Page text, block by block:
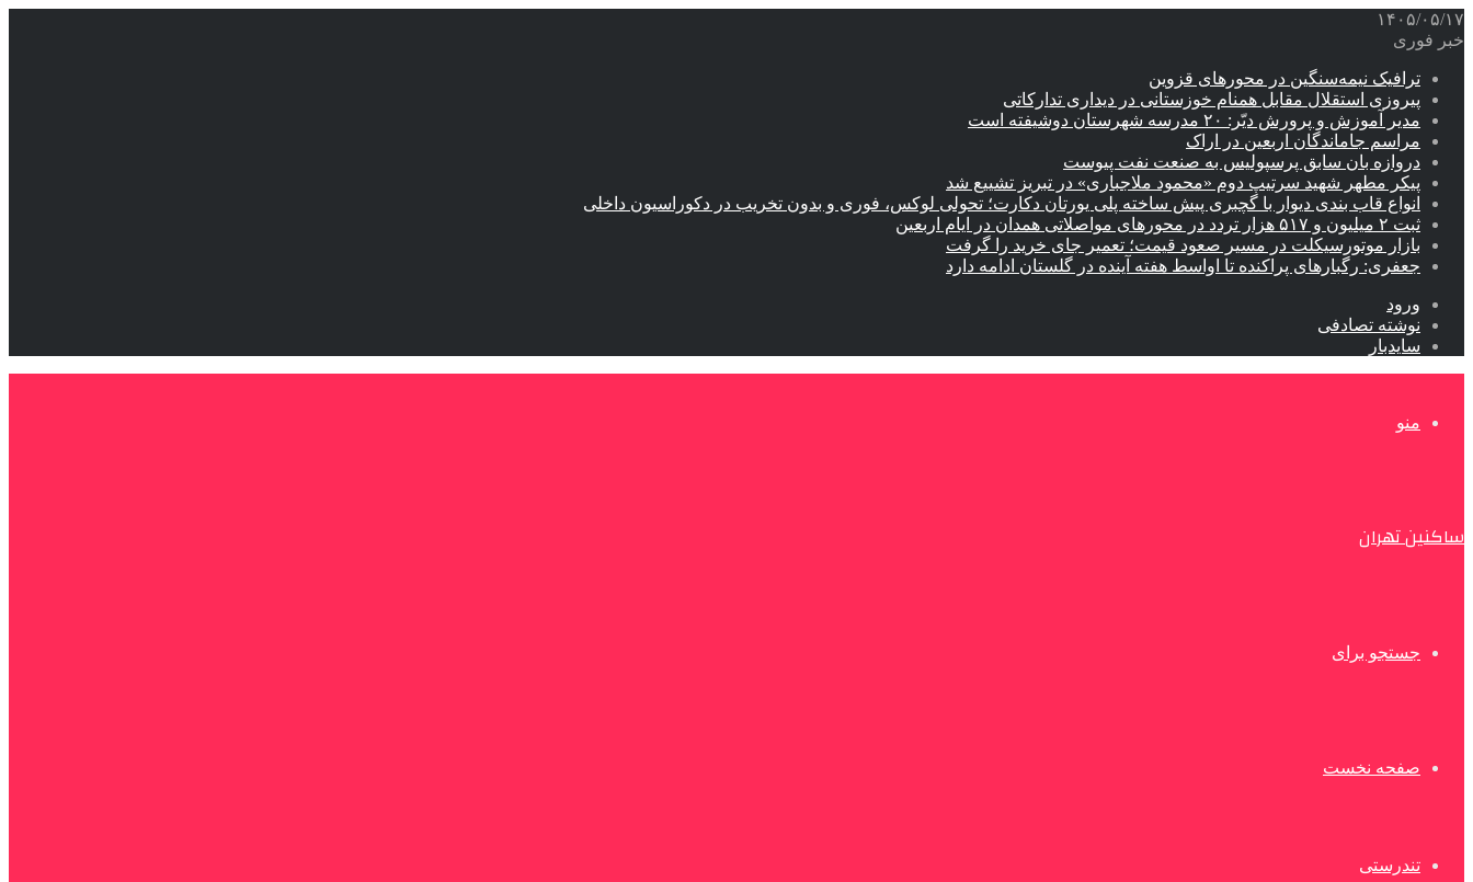
۱۴۰۵/۰۵/۱۷
خبر فوری
ترافیک نیمه‌سنگین در محورهای قزوین
پیروزی استقلال مقابل همنام خوزستانی در دیداری تدارکاتی
مدیر آموزش و پرورش دیّر: ۲۰ مدرسه شهرستان دوشیفته است
مراسم جاماندگان اربعین در اراک
دروازه بان سابق پرسپولیس به صنعت نفت پیوست
پیکر مطهر شهید سرتیپ دوم «محمود ملاجباری» در تبریز تشییع شد
انواع قاب بندی دیوار با گچبری پیش ساخته پلی یورتان دکارت؛ تحولی لوکس، فوری و بدون تخریب در دکوراسیون داخلی
ثبت ۲ میلیون و ۵۱۷ هزار تردد در محورهای مواصلاتی همدان در ایام اربعین
بازار موتورسیکلت در مسیر صعود قیمت؛ تعمیر جای خرید را گرفت
جعفری: رگبارهای پراکنده تا اواسط هفته آینده در گلستان ادامه دارد
ورود
نوشته تصادفی
سایدبار
منو
ساکنین تهران
جستجو برای
صفحه نخست
تندرستی